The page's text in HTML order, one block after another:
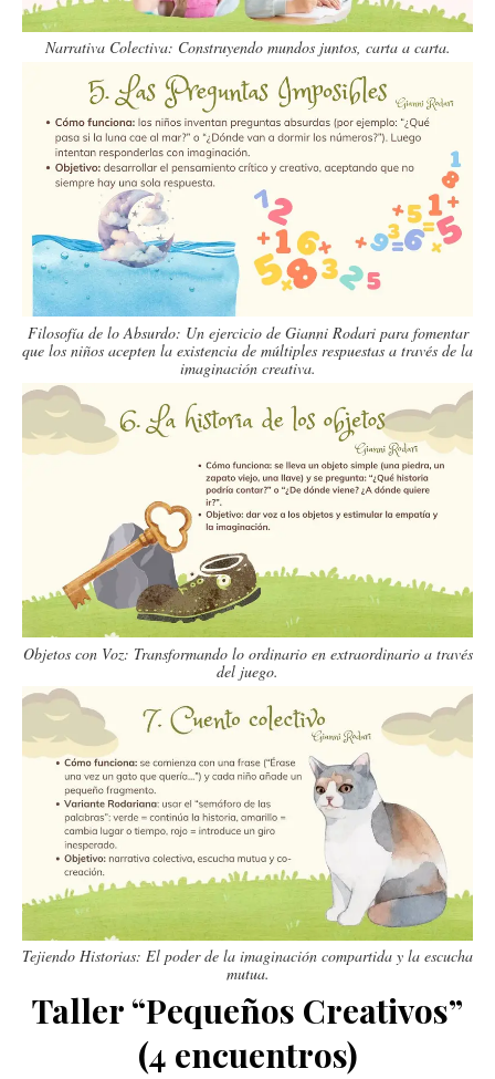
Narrativa Colectiva: Construyendo mundos juntos, carta a carta.
Filosofía de lo Absurdo: Un ejercicio de Gianni Rodari para fomentar
que los niños acepten la existencia de múltiples respuestas a través de la
imaginación creativa.
Objetos con Voz: Transformando lo ordinario en extraordinario a través
del juego.
Tejiendo Historias: El poder de la imaginación compartida y la escucha
mutua.
Taller “Pequeños Creativos”
(4 encuentros)